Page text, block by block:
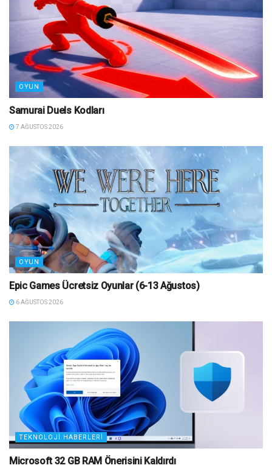
OYUN
Samurai Duels Kodları
7 AĞUSTOS 2026
OYUN
Epic Games Ücretsiz Oyunlar (6-13 Ağustos)
6 AĞUSTOS 2026
TEKNOLOJI HABERLERI
Microsoft 32 GB RAM Önerisini Kaldırdı